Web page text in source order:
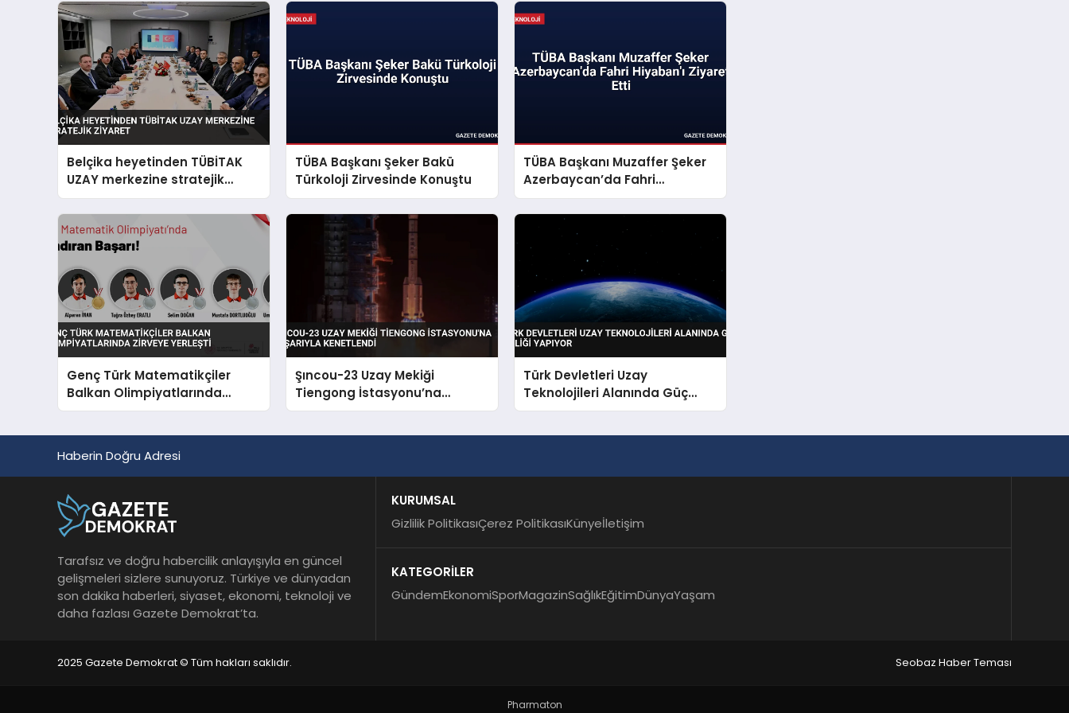
Belçika heyetinden TÜBİTAK
UZAY merkezine stratejik
ziyaret
TÜBA Başkanı Şeker Bakü
Türkoloji Zirvesinde Konuştu
TÜBA Başkanı Muzaffer Şeker
Azerbaycan’da Fahri
Hiyaban’ı Ziyaret Etti
Genç Türk Matematikçiler
Balkan Olimpiyatlarında
Zirveye Yerleşti
Şıncou-23 Uzay Mekiği
Tiengong İstasyonu’na
Başarıyla Kenetlendi
Türk Devletleri Uzay
Teknolojileri Alanında Güç
Birliği Yapıyor
Haberin Doğru Adresi
Tarafsız ve doğru habercilik anlayışıyla en güncel
gelişmeleri sizlere sunuyoruz. Türkiye ve dünyadan
son dakika haberleri, siyaset, ekonomi, teknoloji ve
daha fazlası Gazete Demokrat’ta.
KURUMSAL
Gizlilik PolitikasıÇerez PolitikasıKünyeİletişim
KATEGORİLER
GündemEkonomiSporMagazinSağlıkEğitimDünyaYaşam
2025 Gazete Demokrat © Tüm hakları saklıdır. Seobaz Haber Teması
Pharmaton